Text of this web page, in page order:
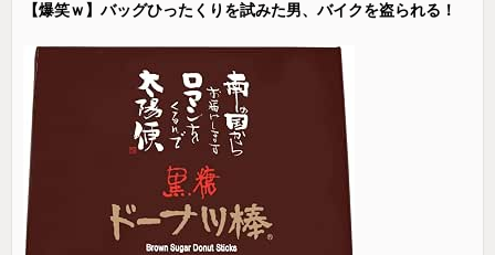
【爆笑ｗ】バッグひったくりを試みた男、バイクを盗られる！